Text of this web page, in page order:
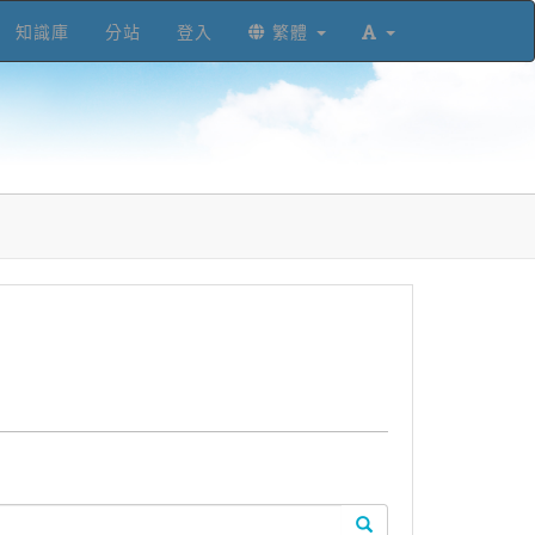
知識庫 分站 登入 繁體